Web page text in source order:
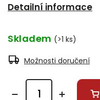
Detailní informace
Skladem (>1 ks)
Možnosti doručení